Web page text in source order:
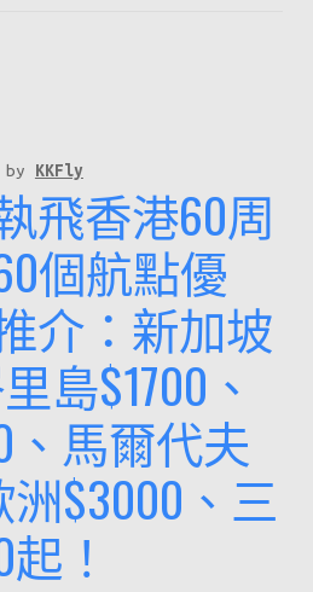
by KKFly
飛香港60周
個航點優
介：新加坡
島$1700、
、馬爾代夫
$3000、三
！